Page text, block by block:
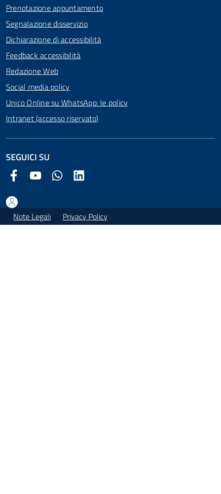
Prenotazione appuntamento
Segnalazione disservizio
Dichiarazione di accessibilità
Feedback accessibilità
Redazione Web
Social media policy
Unico Online su WhatsApp: le policy
Intranet (accesso riservato)
SEGUICI SU
Facebook Comune di Arezzo
Youtube Comune di Arezzo
Twitter Comune di Arezzo
Note Legali Privacy Policy